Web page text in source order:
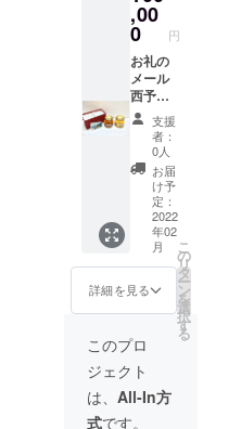
縦型不
織布
トート
で
す。）
,00
0 円
お礼の
メール
西予自
然工
房 百
花とみ
かんは
ちみつ
330g
セット
手作り
バック
オリジ
ナル
トート
バック
（A 4サ
イズが
入るサ
イズの
縦型不
織布
支援
者：
0人
お届
け予
定：
2022
年02
月
詳細を見る
こ
の
リ
タ
ー
ン
を
選
択
す
る
このプロ
ジェクト
は、 All-In方
式です。